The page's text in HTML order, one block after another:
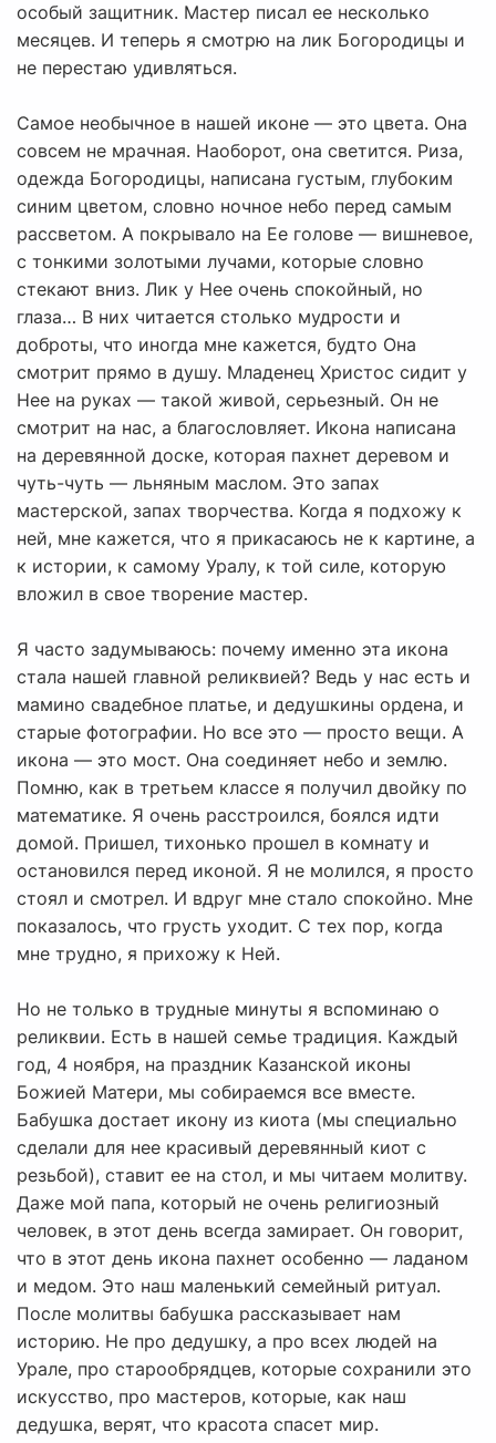
особый защитник. Мастер писал ее несколько
месяцев. И теперь я смотрю на лик Богородицы и
не перестаю удивляться.
Самое необычное в нашей иконе — это цвета. Она
совсем не мрачная. Наоборот, она светится. Риза,
одежда Богородицы, написана густым, глубоким
синим цветом, словно ночное небо перед самым
рассветом. А покрывало на Ее голове — вишневое,
с тонкими золотыми лучами, которые словно
стекают вниз. Лик у Нее очень спокойный, но
глаза… В них читается столько мудрости и
доброты, что иногда мне кажется, будто Она
смотрит прямо в душу. Младенец Христос сидит у
Нее на руках — такой живой, серьезный. Он не
смотрит на нас, а благословляет. Икона написана
на деревянной доске, которая пахнет деревом и
чуть-чуть — льняным маслом. Это запах
мастерской, запах творчества. Когда я подхожу к
ней, мне кажется, что я прикасаюсь не к картине, а
к истории, к самому Уралу, к той силе, которую
вложил в свое творение мастер.
Я часто задумываюсь: почему именно эта икона
стала нашей главной реликвией? Ведь у нас есть и
мамино свадебное платье, и дедушкины ордена, и
старые фотографии. Но все это — просто вещи. А
икона — это мост. Она соединяет небо и землю.
Помню, как в третьем классе я получил двойку по
математике. Я очень расстроился, боялся идти
домой. Пришел, тихонько прошел в комнату и
остановился перед иконой. Я не молился, я просто
стоял и смотрел. И вдруг мне стало спокойно. Мне
показалось, что грусть уходит. С тех пор, когда
мне трудно, я прихожу к Ней.
Но не только в трудные минуты я вспоминаю о
реликвии. Есть в нашей семье традиция. Каждый
год, 4 ноября, на праздник Казанской иконы
Божией Матери, мы собираемся все вместе.
Бабушка достает икону из киота (мы специально
сделали для нее красивый деревянный киот с
резьбой), ставит ее на стол, и мы читаем молитву.
Даже мой папа, который не очень религиозный
человек, в этот день всегда замирает. Он говорит,
что в этот день икона пахнет особенно — ладаном
и медом. Это наш маленький семейный ритуал.
После молитвы бабушка рассказывает нам
историю. Не про дедушку, а про всех людей на
Урале, про старообрядцев, которые сохранили это
искусство, про мастеров, которые, как наш
дедушка, верят, что красота спасет мир.